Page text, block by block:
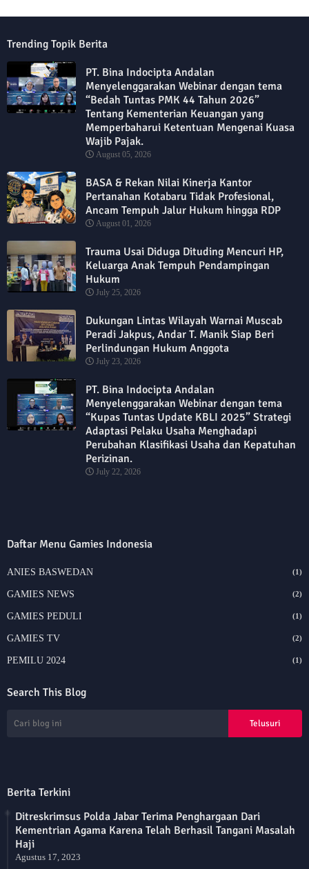
Trending Topik Berita
PT. Bina Indocipta Andalan
Menyelenggarakan Webinar dengan tema
“Bedah Tuntas PMK 44 Tahun 2026”
Tentang Kementerian Keuangan yang
Memperbaharui Ketentuan Mengenai Kuasa
Wajib Pajak.
August 05, 2026
BASA & Rekan Nilai Kinerja Kantor
Pertanahan Kotabaru Tidak Profesional,
Ancam Tempuh Jalur Hukum hingga RDP
August 01, 2026
Trauma Usai Diduga Dituding Mencuri HP,
Keluarga Anak Tempuh Pendampingan
Hukum
July 25, 2026
Dukungan Lintas Wilayah Warnai Muscab
Peradi Jakpus, Andar T. Manik Siap Beri
Perlindungan Hukum Anggota
July 23, 2026
PT. Bina Indocipta Andalan
Menyelenggarakan Webinar dengan tema
“Kupas Tuntas Update KBLI 2025” Strategi
Adaptasi Pelaku Usaha Menghadapi
Perubahan Klasifikasi Usaha dan Kepatuhan
Perizinan.
July 22, 2026
Daftar Menu Gamies Indonesia
ANIES BASWEDAN (1)
GAMIES NEWS (2)
GAMIES PEDULI (1)
GAMIES TV (2)
PEMILU 2024 (1)
Search This Blog
Berita Terkini
Ditreskrimsus Polda Jabar Terima Penghargaan Dari
Kementrian Agama Karena Telah Berhasil Tangani Masalah
Haji
Agustus 17, 2023